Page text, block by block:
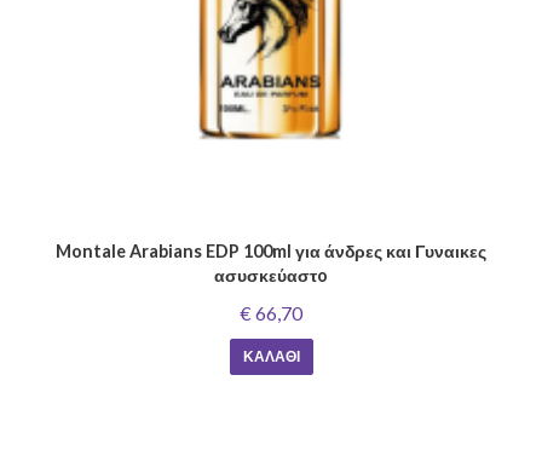
Montale Arabians EDP 100ml για άνδρες και Γυναικες
ασυσκεύαστo
€ 66,70
ΚΑΛΆΘΙ